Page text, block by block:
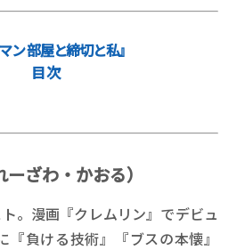
ン 部屋と締切と私』
目 次
ざわ・かおる）
。漫画『クレムリン』でデビュ
『負ける技術』『ブスの本懐』